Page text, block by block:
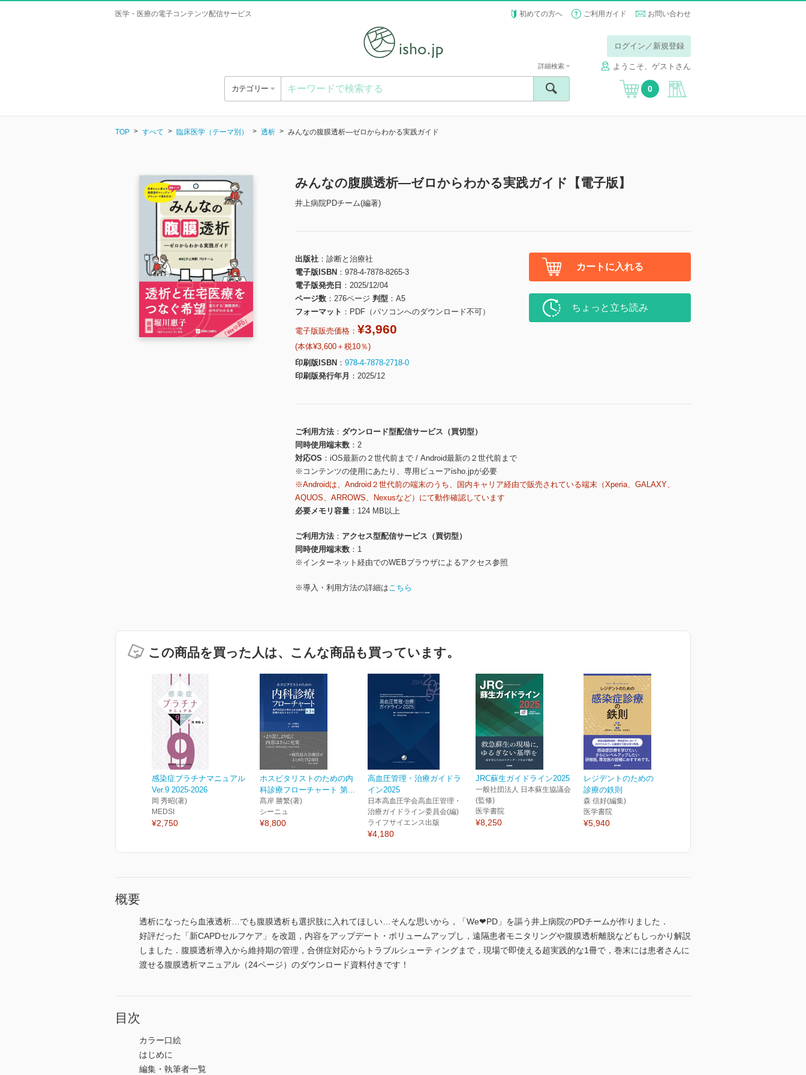
医学・医療の電子コンテンツ配信サービス 初めての方へ ご利用ガイド お問い合わせ
ログイン／新規登録
ようこそ、ゲストさん
カテゴリー
詳細検索
0
TOP すべて 臨床医学（テーマ別） 透析 みんなの腹膜透析―ゼロからわかる実践ガイド
みんなの腹膜透析―ゼロからわかる実践ガイド【電子版】
井上病院PDチーム(編著)
出版社
診断と治療社
電子版ISBN
978-4-7878-8265-3
電子版発売日
2025/12/04
ページ数
276ページ 判型
A5
フォーマット
PDF（パソコンへのダウンロード不可）
電子版販売価格： ¥3,960
(本体¥3,600＋税10％)
印刷版ISBN
978-4-7878-2718-0
印刷版発行年月
2025/12
カートに入れる
ちょっと立ち読み
ご利用方法
ダウンロード型配信サービス（買切型）
同時使用端末数
2
対応OS
iOS最新の２世代前まで / Android最新の２世代前まで
※コンテンツの使用にあたり、専用ビューアisho.jpが必要
※Androidは、Android２世代前の端末のうち、国内キャリア経由で販売されている端末（Xperia、GALAXY、
AQUOS、ARROWS、Nexusなど）にて動作確認しています
必要メモリ容量
124 MB以上
ご利用方法
アクセス型配信サービス（買切型）
同時使用端末数
1
※インターネット経由でのWEBブラウザによるアクセス参照
※導入・利用方法の詳細はこちら
この商品を買った人は、こんな商品も買っています。
感染症プラチナマニュアル
Ver.9 2025-2026
岡 秀昭(著)
MEDSI
¥2,750
ホスピタリストのための内
科診療フローチャート 第...
髙岸 勝繁(著)
シーニュ
¥8,800
高血圧管理・治療ガイドラ
イン2025
日本高血圧学会高血圧管理・
治療ガイドライン委員会(編)
ライフサイエンス出版
¥4,180
JRC蘇生ガイドライン2025
一般社団法人 日本蘇生協議会
(監修)
医学書院
¥8,250
レジデントのための感染症
診療の鉄則
森 信好(編集)
医学書院
¥5,940
概要
透析になったら血液透析…でも腹膜透析も選択肢に入れてほしい…そんな思いから，「We❤PD」を謳う井上病院のPDチームが作りました．
好評だった「新CAPDセルフケア」を改題，内容をアップデート・ボリュームアップし，遠隔患者モニタリングや腹膜透析離脱などもしっかり解説
しました．腹膜透析導入から維持期の管理，合併症対応からトラブルシューティングまで，現場で即使える超実践的な1冊で，巻末には患者さんに
渡せる腹膜透析マニュアル（24ページ）のダウンロード資料付きです！
目次
カラー口絵
はじめに
編集・執筆者一覧